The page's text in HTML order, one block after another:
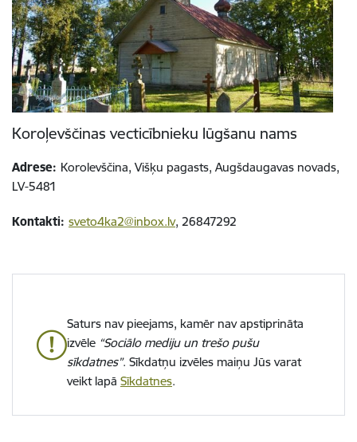
Koroļevščinas vecticībnieku lūgšanu nams
Adrese: Korolevščina, Višķu pagasts, Augšdaugavas novads,
LV-5481
Kontakti: sveto4ka2@inbox.lv, 26847292
Saturs nav pieejams, kamēr nav apstiprināta
izvēle “Sociālo mediju un trešo pušu
sīkdatnes”. Sīkdatņu izvēles maiņu Jūs varat
veikt lapā Sīkdatnes.